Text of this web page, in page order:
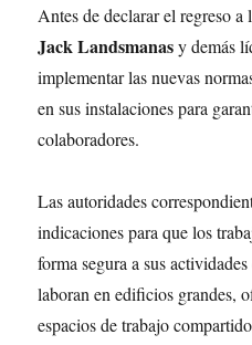
Antes de declarar el regreso
Jack Landsmanasy demás
implementar las nuevas
en sus instalaciones para
colaboradores.
Las autoridades
indicaciones para que los
forma segura a sus
laboran en edificios grandes,
espacios de trabajo